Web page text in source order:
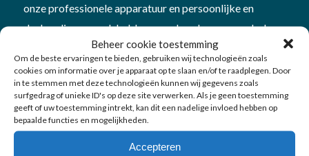
Beheer cookie toestemming
Om de beste ervaringen te bieden, gebruiken wij technologieën zoals
cookies om informatie over je apparaat op te slaan en/of te raadplegen. Door
in te stemmen met deze technologieën kunnen wij gegevens zoals
surfgedrag of unieke ID's op deze site verwerken. Als je geen toestemming
geeft of uw toestemming intrekt, kan dit een nadelige invloed hebben op
bepaalde functies en mogelijkheden.
Accepteren
onze professionele apparatuur en persoonlijke en
deskundige aanpak hebben we al veel mensen geholpen
om beter in hun vel te komen én te blijven. Plan
eenvitamine- en mineralencheckbij ons om te kijken
hoe je inbalansbent